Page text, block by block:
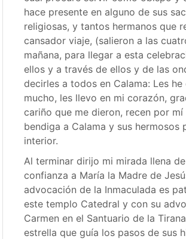
hace presente en alguno de sus
religiosas, y tantos hermanos que
cansador viaje, (salieron a las
mañana, para llegar a esta
ellos y a través de ellos y de las
decirles a todos en Calama: Les he
mucho, les llevo en mi corazón,
cariño que me dieron, recen por
bendiga a Calama y sus hermosos
interior.
Al terminar dirijo mi mirada llena
confianza a María la Madre de
advocación de la Inmaculada es
este templo Catedral y con su
Carmen en el Santuario de la
estrella que guía los pasos de sus